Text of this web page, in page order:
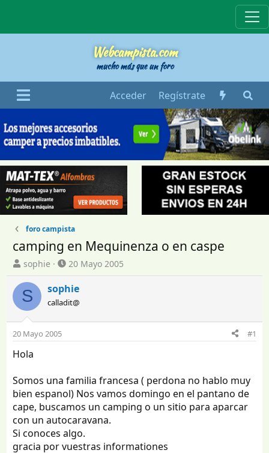
Webcampista.com
mucho más que un foro
Acceder Regístrate
foro campista
camping en Mequinenza o en caspe
I
n
i
c
i
a
d
o
r
e
t
e
m
a
sophie
F
e
c
h
a
d
i
c
i
o
20 Mayo 2005
S sophie
calladit@
20 Mayo 2005 #1
Hola
Somos una familia francesa ( perdona no hablo muy
bien espanol) Nos vamos domingo en el pantano de
cape, buscamos un camping o un sitio para aparcar
con un autocaravana.
Si conoces algo.
gracia por vuestras informationes